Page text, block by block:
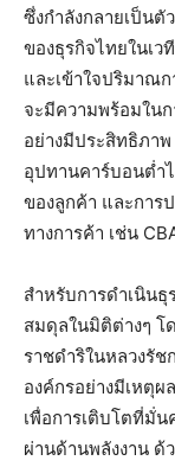
ซึ่งกำลังกลายเป็น
ของธุรกิจไทยในเว
และเข้าใจปริมาณ
จะมีความพร้อมใน
อย่างมีประสิทธิภา
อุปทานคาร์บอนต่ำ
ของลูกค้า และการ
ทางการค้า เช่น
สำหรับการดำเนิน
สมดุลในมิติต่างๆ โ
ราชดำริในหลวงรั
องค์กรอย่างมีเหตุผล
เพื่อการเติบโตที่มั่
ผ่านด้านพลังงาน ด้